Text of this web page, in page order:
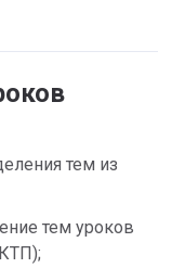
тем из
тем уроков